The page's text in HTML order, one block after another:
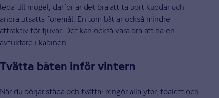
leda till mögel, därför är det bra att ta bort kuddar och
andra utsatta föremål. En tom båt är också mindre
attraktiv för tjuvar. Det kan också vara bra att ha en
avfuktare i kabinen.
Tvätta båten inför vintern
När du börjar städa och tvätta: rengör alla ytor, toalett och